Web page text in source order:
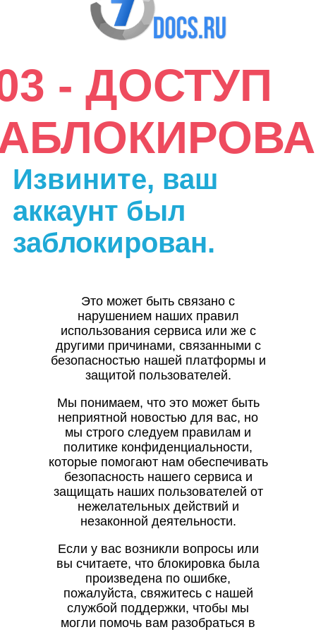
- ДОСТУП
Извините, ваш
аккаунт был
заблокирован.
Это может быть связано с
нарушением наших правил
использования сервиса или же с
другими причинами, связанными с
безопасностью нашей платформы и
защитой пользователей.
Мы понимаем, что это может быть
неприятной новостью для вас, но
мы строго следуем правилам и
политике конфиденциальности,
которые помогают нам обеспечивать
безопасность нашего сервиса и
защищать наших пользователей от
нежелательных действий и
незаконной деятельности.
Если у вас возникли вопросы или
вы считаете, что блокировка была
произведена по ошибке,
пожалуйста, свяжитесь с нашей
службой поддержки, чтобы мы
могли помочь вам разобраться в